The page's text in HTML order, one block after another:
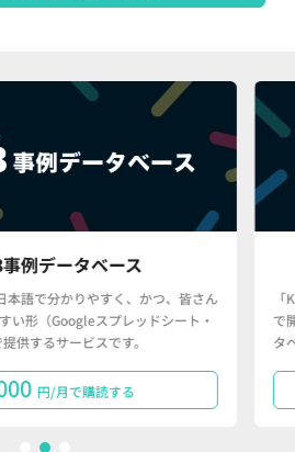
例データベース
語で分かりやすく、かつ、皆さん
い形（Googleスプレッドシート・
供するサービスです。
円/月で購読する
で
タ